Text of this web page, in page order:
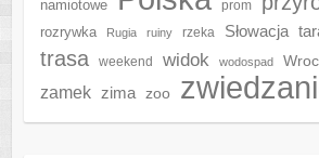
namiotowe
prom
rozrywka
Rugia ruiny rzeka Słowacja
trasa weekend widok wodospad
zamek zima zoo